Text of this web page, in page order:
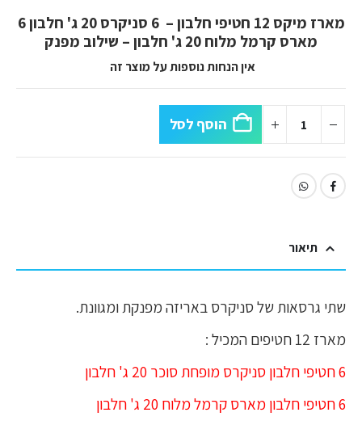
מארז מיקס 12 חטיפי חלבון – 6 סניקרס 20 ג' חלבון 6
מארס קרמל מלוח 20 ג' חלבון – שילוב מפנק
אין הנחות נוספות על מוצר זה
הוסף לסל
תיאור
שתי גרסאות של סניקרס באריזה מפנקת ומגוונת.
מארז 12 חטיפים המכיל :
6 חטיפי חלבון סניקרס מופחת סוכר 20 ג' חלבון
6 חטיפי חלבון מארס קרמל מלוח 20 ג' חלבון